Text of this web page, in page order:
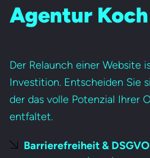
Agentur Koch
Der Relaunch einer Website
Investition. Entscheiden Sie
der das volle Potenzial Ihrer
entfaltet.
Barrierefreiheit &